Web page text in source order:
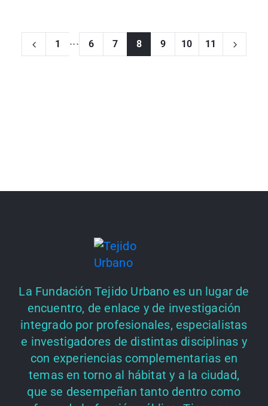
1 ... 6 7 8 9 10 11
La Fundación Tejido Urbano es un lugar de
encuentro, de enlace y de investigación
integrado por profesionales, especialistas
e investigadores de distintas disciplinas y
con experiencias complementarias en
temas en torno al hábitat y a la ciudad,
que se desempeñan tanto dentro como